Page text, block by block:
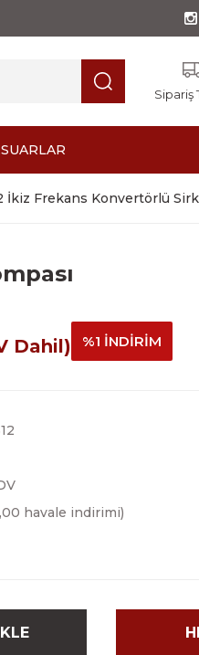
Sipariş
İkiz Frekans Konvertörlü
Dahil) %1 İNDİRİM
havale indirimi)